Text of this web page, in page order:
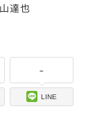
達也
-
LINE